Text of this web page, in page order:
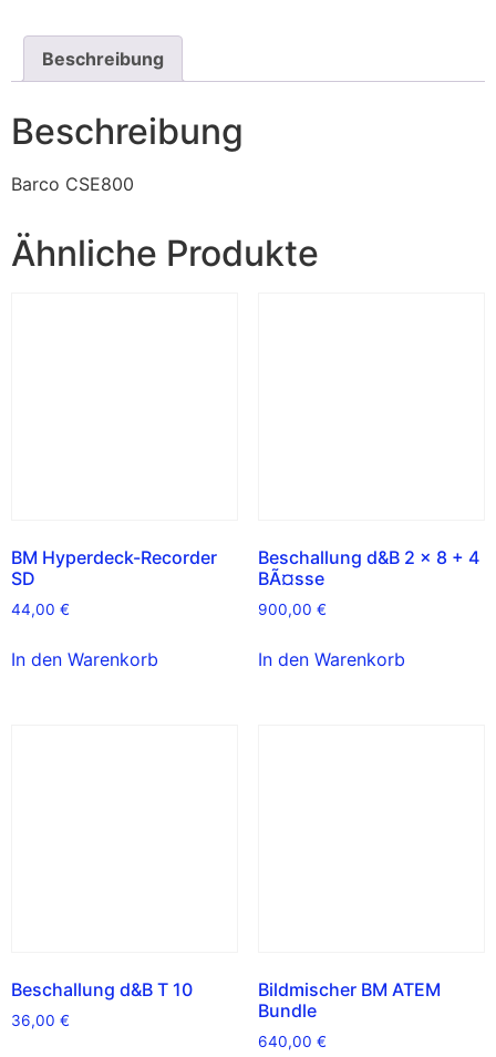
Beschreibung
Beschreibung
Barco CSE800
Ähnliche Produkte
BM Hyperdeck-Recorder
SD
44,00 €
In den Warenkorb
Beschallung d&B 2 x 8 + 4
BÃ¤sse
900,00 €
In den Warenkorb
Beschallung d&B T 10
36,00 €
Bildmischer BM ATEM
Bundle
640,00 €